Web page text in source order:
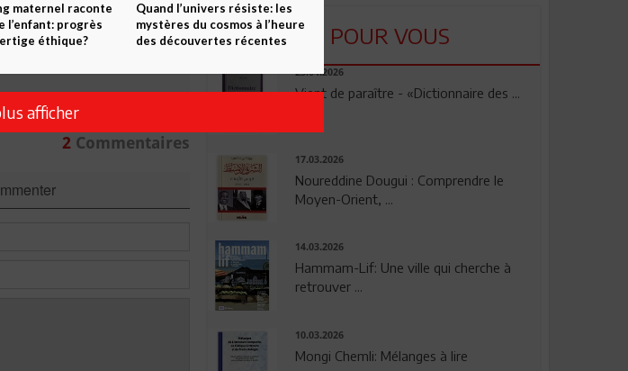
VOUS
2Commentaires
LU POUR VOUS
23.04.2026
Vient de paraître - «Dictionnaire des ...
17.03.2026
Noureddine Dougui : Comprendre le
Moyen-Orient, ...
14.03.2026
Hammam-Lif: Une ville qui cherche à
retrouver ...
10.03.2026
Mongi Chemli: Mélanges à lire
maternel raconte
l’enfant: progrès
éthique?
Quand l’univers résiste: les
mystères du cosmos à l’heure
des découvertes récentes
afficher